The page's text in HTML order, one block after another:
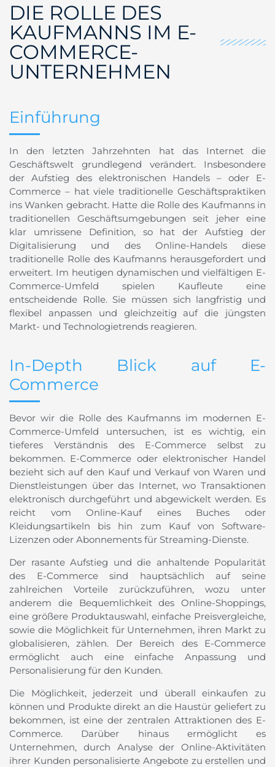
DIE ROLLE DES
KAUFMANNS IM E-
COMMERCE-
UNTERNEHMEN
Einführung
In den letzten Jahrzehnten hat das Internet die
Geschäftswelt grundlegend verändert. Insbesondere
der Aufstieg des elektronischen Handels – oder E-
Commerce – hat viele traditionelle Geschäftspraktiken
ins Wanken gebracht. Hatte die Rolle des Kaufmanns in
traditionellen Geschäftsumgebungen seit jeher eine
klar umrissene Definition, so hat der Aufstieg der
Digitalisierung und des Online-Handels diese
traditionelle Rolle des Kaufmanns herausgefordert und
erweitert. Im heutigen dynamischen und vielfältigen E-
Commerce-Umfeld spielen Kaufleute eine
entscheidende Rolle. Sie müssen sich langfristig und
flexibel anpassen und gleichzeitig auf die jüngsten
Markt- und Technologietrends reagieren.
In-Depth Blick auf E-
Commerce
Bevor wir die Rolle des Kaufmanns im modernen E-
Commerce-Umfeld untersuchen, ist es wichtig, ein
tieferes Verständnis des E-Commerce selbst zu
bekommen. E-Commerce oder elektronischer Handel
bezieht sich auf den Kauf und Verkauf von Waren und
Dienstleistungen über das Internet, wo Transaktionen
elektronisch durchgeführt und abgewickelt werden. Es
reicht vom Online-Kauf eines Buches oder
Kleidungsartikeln bis hin zum Kauf von Software-
Lizenzen oder Abonnements für Streaming-Dienste.
Der rasante Aufstieg und die anhaltende Popularität
des E-Commerce sind hauptsächlich auf seine
zahlreichen Vorteile zurückzuführen, wozu unter
anderem die Bequemlichkeit des Online-Shoppings,
eine größere Produktauswahl, einfache Preisvergleiche,
sowie die Möglichkeit für Unternehmen, ihren Markt zu
globalisieren, zählen. Der Bereich des E-Commerce
ermöglicht auch eine einfache Anpassung und
Personalisierung für den Kunden.
Die Möglichkeit, jederzeit und überall einkaufen zu
können und Produkte direkt an die Haustür geliefert zu
bekommen, ist eine der zentralen Attraktionen des E-
Commerce. Darüber hinaus ermöglicht es
Unternehmen, durch Analyse der Online-Aktivitäten
ihrer Kunden personalisierte Angebote zu erstellen und